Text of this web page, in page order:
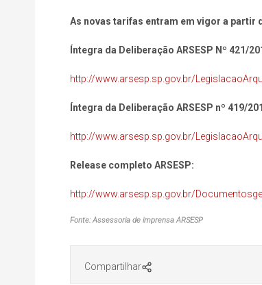
As novas tarifas entram em vigor a partir
Íntegra da Deliberação ARSESP Nº 421/
http://www.arsesp.sp.gov.br/
Íntegra da Deliberação ARSESP nº 419/
http://www.arsesp.sp.gov.br/
Release completo ARSESP:
http://www.arsesp.sp.gov.br/
Fonte: Assessoria de imprensa ARSESP
Compartilhar